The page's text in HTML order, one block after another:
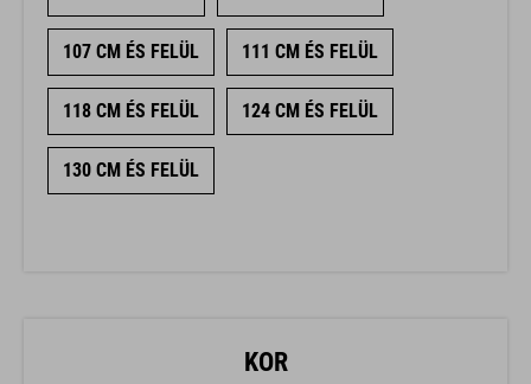
107 CM ÉS FELÜL 111 CM ÉS FELÜL
118 CM ÉS FELÜL 124 CM ÉS FELÜL
130 CM ÉS FELÜL
KOR